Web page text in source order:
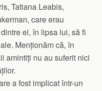
Tatiana Leabis,
care erau
ei, în lipsa lui, să fi
Menționăm că, în
amintiți nu au suferit nici
a fost implicat într-un